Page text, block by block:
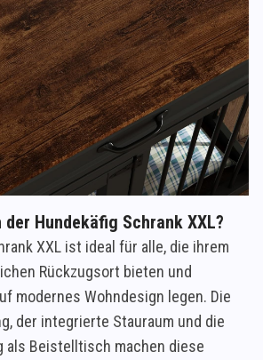
Hundekäfig Schrank XXL?
XXL ist ideal für alle, die ihrem
Rückzugsort bieten und
modernes Wohndesign legen. Die
der integrierte Stauraum und die
als Beistelltisch machen diese